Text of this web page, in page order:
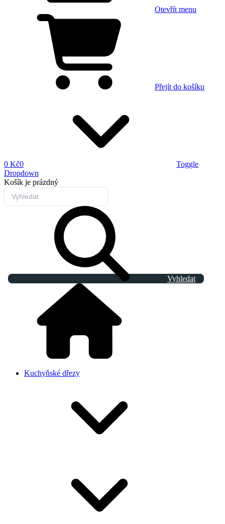
Otevřít menu
Přejít do košíku
0 Kč0
Toggle
Dropdown
Košík je prázdný
Vyhledat
Kuchyňské dřezy